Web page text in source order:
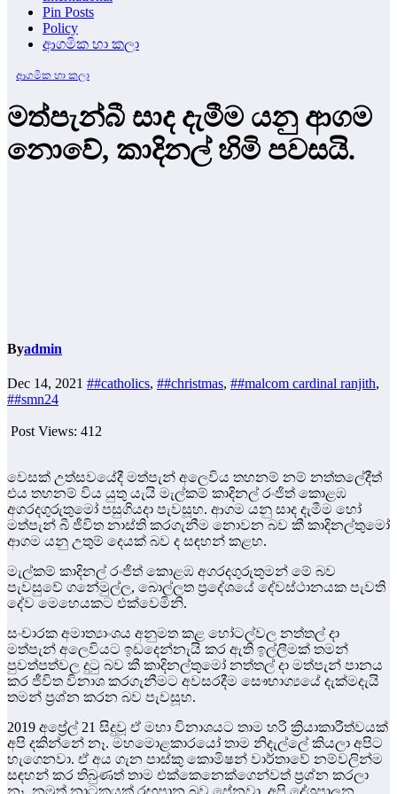
Pin Posts
Policy
ආගමික හා කලා
ආගමික හා කලා
මත්පැන්බී සාද දැමීම යනු ආගම
නොවේ, කාදිනල් හිමි පවසයි.
Byadmin
Dec 14, 2021 ##catholics, ##christmas, ##malcom cardinal ranjith,
##smn24
Post Views: 412
වෙසක් උත්සවයේදී මත්පැන් අලෙවිය තහනම් නම් නත්තලේදීත්
එය තහනම් විය යුතු යැයි මැල්කම් කාදිනල් රංජිත් කොළඹ
අගරදගුරුතුමෝ පසුගියදා පැවසූහ. ආගම යනු සාද දැමීම හෝ
මත්පැන් බී ජීවිත නාස්ති කරගැනීම නොවන බව කී කාදිනල්තුමෝ
ආගම යනු උතුම් දෙයක් බව ද සඳහන් කළහ.
මැල්කම් කාදිනල් රංජිත් කොළඹ අගරදගුරුතුමන් මේ බව
පැවසුවේ ගනේමුල්ල, බොල්ලත ප්‍රදේශයේ දේවස්ථානයක පැවති
දේව මෙහෙයකට එක්වෙමිනි.
සංචාරක අමාත්‍යාංශය අනුමත කළ හෝටල්වල නත්තල් දා
මත්පැන් අලෙවියට ඉඩදෙන්නැයි කර ඇති ඉල්ලීමක් තමන්
පුවත්පත්වල දුටු බව කී කාදිනල්තුමෝ නත්තල් දා මත්පැන් පානය
කර ජීවිත විනාශ කරගැනීමට අවසරදීම සෞභාග්‍යයේ දැක්මදැයි
තමන් ප්‍රශ්න කරන බව පැවසූහ.
2019 අප්‍රේල් 21 සිදුවූ ඒ මහා විනාශයට තාම හරි ක්‍රියාකාරීත්වයක්
අපි දකින්නේ නෑ. මහමොළකාරයෝ තාම නිදැල්ලේ කියලා අපිට
හැගෙනවා. ඒ අය ගැන පාස්කු කොමිෂන් වාර්තාවේ නම්වලින්ම
සඳහන් කර තිබුණත් තාම එක්කෙනෙක්ගෙන්වත් ප්‍රශ්න කරලා